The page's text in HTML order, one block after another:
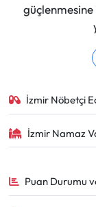
güçlenmesine
İzmir Nöbetçi
İzmir Namaz
Puan Durumu